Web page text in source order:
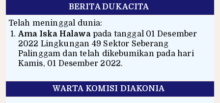
BERITA DUKACITA
Telah meninggal dunia:
Ama Iska Halawapada tanggal 01 Desember
2022 Lingkungan 49 Sektor Seberang
Palinggam dan telah dikebumikan pada hari
Kamis, 01 Desember 2022.
WARTA KOMISI DIAKONIA